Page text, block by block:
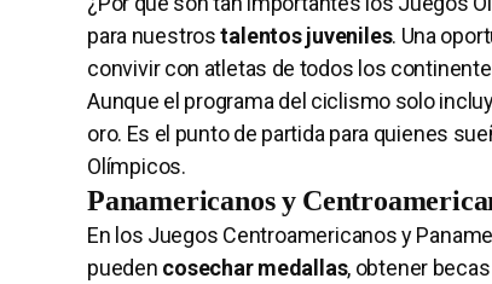
para nuestrostalentos juveniles. Una
convivir con atletas de todos los
Aunque el programa del ciclismo solo
oro. Es el punto de partida para quienes
Olímpicos.
Panamericanos y
En los Juegos Centroamericanos y
pueden cosechar medallas, obtener